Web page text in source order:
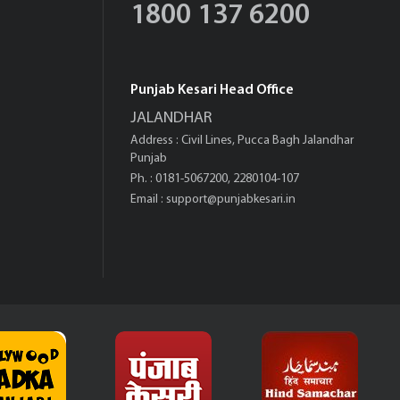
1800 137 6200
Punjab Kesari Head Office
JALANDHAR
Address : Civil Lines, Pucca Bagh Jalandhar
Punjab
Ph. : 0181-5067200, 2280104-107
Email : support@punjabkesari.in